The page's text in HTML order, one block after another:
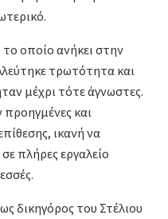
οποίο ανήκει στην
τρωτότητα και
μέχρι τότε άγνωστες.
προηγμένες και
ικανή να
πλήρες εργαλείο
δικηγόρος του Στέλιου